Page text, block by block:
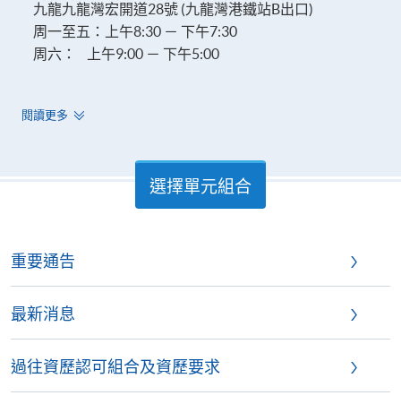
九龍九龍灣宏開道28號 (九龍灣港鐵站B出口)
周一至五：上午8:30 － 下午7:30
周六： 上午9:00 － 下午5:00
閱讀更多
選擇單元組合
重要通告
最新消息
過往資歷認可組合及資歷要求